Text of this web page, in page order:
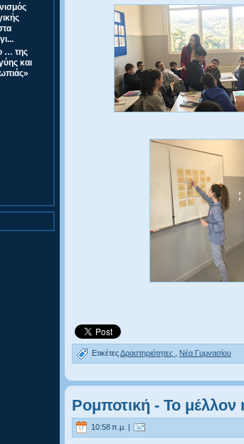
… της
και
ΕτικέτεςΔραστηριότητες Νέα Γυμνασίου
Ρομποτική - Το
10:58 π.μ. |